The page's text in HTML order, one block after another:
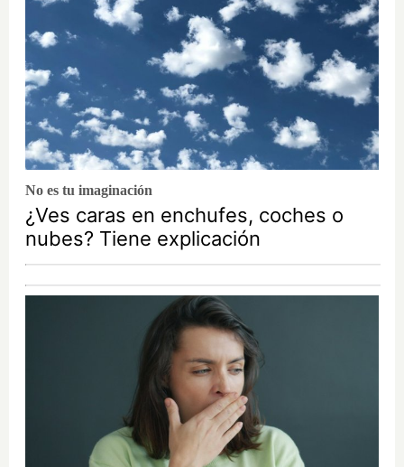
No es tu imaginación
¿Ves caras en enchufes, coches o
nubes? Tiene explicación